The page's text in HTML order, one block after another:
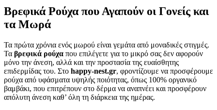
Βρεφικά Ρούχα που Αγαπούν οι Γονείς και
τα Μωρά
Τα πρώτα χρόνια ενός μωρού είναι γεμάτα από μοναδικές στιγμές.
Τα βρεφικά ρούχα που επιλέγετε για το μικρό σας δεν αφορούν
μόνο την άνεση, αλλά και την προστασία της ευαίσθητης
επιδερμίδας του. Στο happy-nest.gr, φροντίζουμε να προσφέρουμε
ρούχα από υφάσματα υψηλής ποιότητας, όπως 100% οργανικό
βαμβάκι, που επιτρέπουν στο δέρμα να αναπνέει και προσφέρουν
απόλυτη άνεση καθ’ όλη τη διάρκεια της ημέρας.